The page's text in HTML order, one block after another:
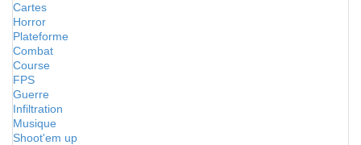
Cartes
Horror
Plateforme
Combat
Course
FPS
Guerre
Infiltration
Musique
Shoot'em up